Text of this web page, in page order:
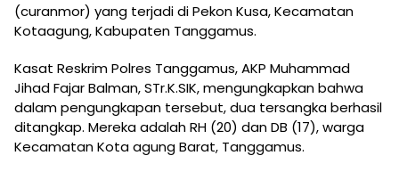
(curanmor) yang terjadi di Pekon Kusa, Kecamatan
Kotaagung, Kabupaten Tanggamus.
Kasat Reskrim Polres Tanggamus, AKP Muhammad
Jihad Fajar Balman, STr.K.SIK, mengungkapkan bahwa
dalam pengungkapan tersebut, dua tersangka berhasil
ditangkap. Mereka adalah RH (20) dan DB (17), warga
Kecamatan Kota agung Barat, Tanggamus.